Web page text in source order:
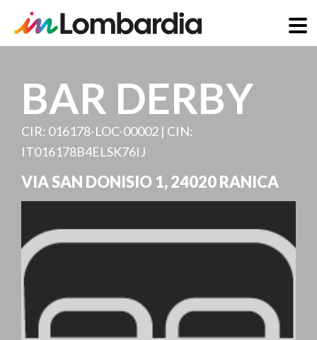
InhaltBAR DERBY
CIR: 016178-LOC-00002 | CIN:
IT016178B4ELSK76IJ
VIA SAN DONISIO 1,24020RANICA